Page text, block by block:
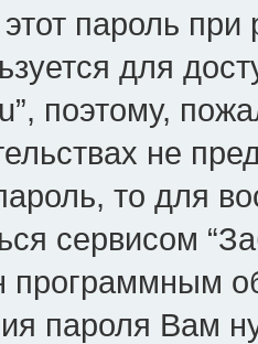
этот пароль
для
поэтому,
не
то для
сервисом
программным
пароля Вам